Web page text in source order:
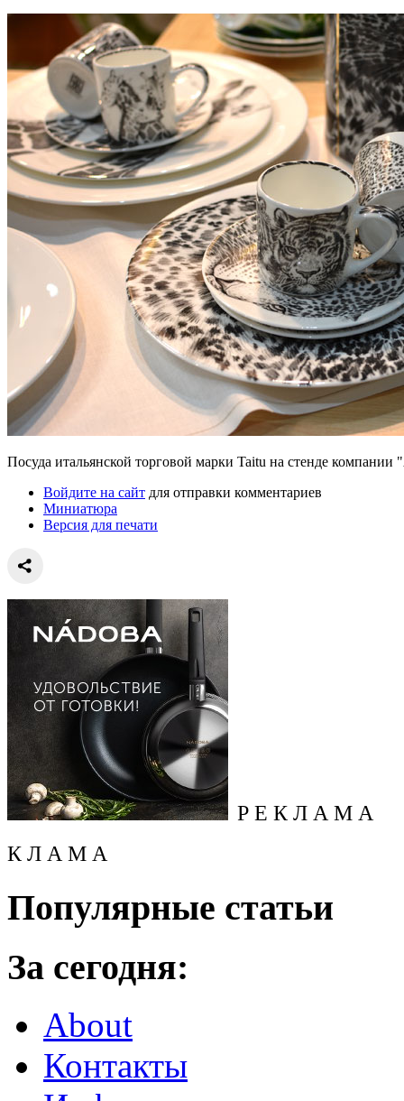
Посуда итальянской торговой марки Taitu на стенде компании
Войдите на сайт для отправки комментариев
Миниатюра
Версия для печати
Р Е К Л А М А
К Л А М А
Популярные статьи
За сегодня:
About
Контакты